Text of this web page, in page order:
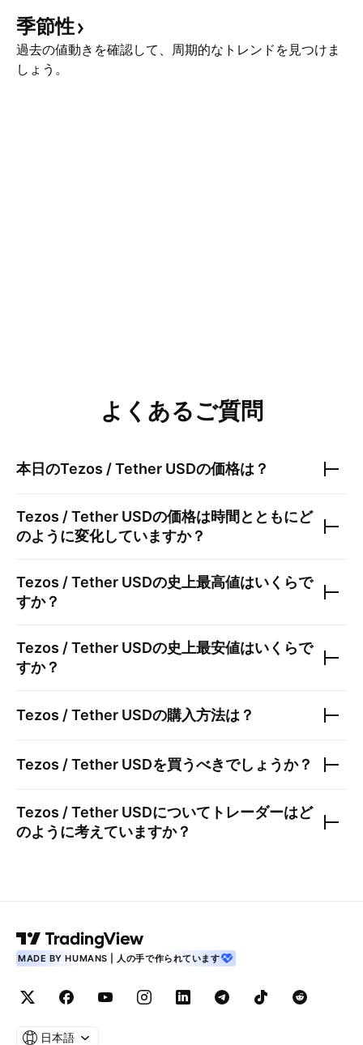
季節性
過去の値動きを確認して、周期的なトレンドを見つけま
しょう。
よくあるご質問
本日のTezos / Tether USDの価格は？
Tezos / Tether USDの価格は時間とともにど
のように変化していますか？
Tezos / Tether USDの史上最高値はいくらで
すか？
Tezos / Tether USDの史上最安値はいくらで
すか？
Tezos / Tether USDの購入方法は？
Tezos / Tether USDを買うべきでしょうか？
Tezos / Tether USDについてトレーダーはど
のように考えていますか？
MADE BY HUMANS | 人の手で作られています
日本語